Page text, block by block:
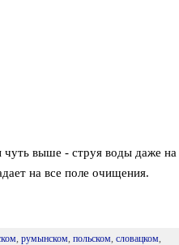
чуть выше - струя воды даже на
на все поле очищения.
, румынском, польском, словацком,